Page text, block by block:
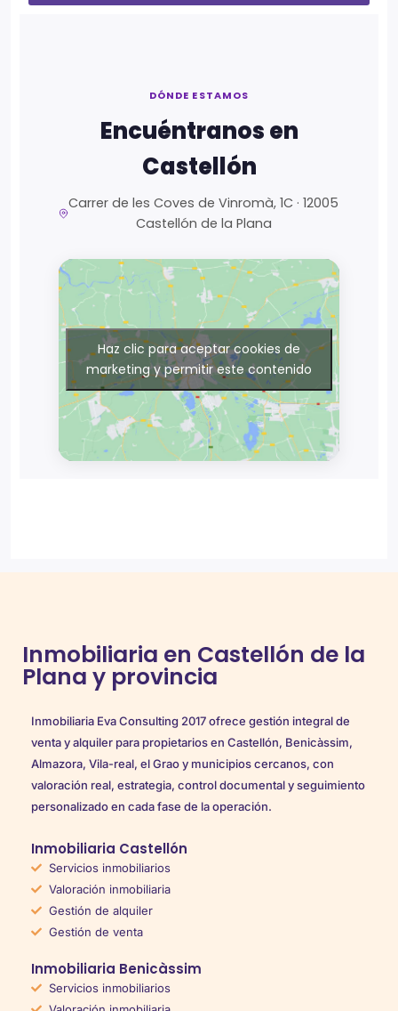
DÓNDE ESTAMOS
Encuéntranos en
Castellón
Carrer de les Coves de Vinromà, 1C · 12005
Castellón de la Plana
Haz clic para aceptar cookies de
marketing y permitir este contenido
Inmobiliaria en Castellón de la
Plana y provincia
Inmobiliaria Eva Consulting 2017 ofrece gestión integral de
venta y alquiler para propietarios en Castellón, Benicàssim,
Almazora, Vila-real, el Grao y municipios cercanos, con
valoración real, estrategia, control documental y seguimiento
personalizado en cada fase de la operación.
Inmobiliaria Castellón
Servicios inmobiliarios
Valoración inmobiliaria
Gestión de alquiler
Gestión de venta
Inmobiliaria Benicàssim
Servicios inmobiliarios